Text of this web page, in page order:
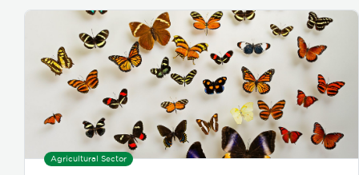
Agricultural Sector